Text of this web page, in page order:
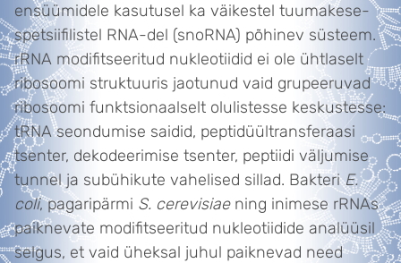
ensüümidele kasutusel ka väikestel tuumakese-
spetsiifilistel RNA-del (snoRNA) põhinev süsteem.
rRNA modifitseeritud nukleotiidid ei ole ühtlaselt
ribosoomi struktuuris jaotunud vaid grupeeruvad
ribosoomi funktsionaalselt olulistesse keskustesse:
tRNA seondumise saidid, peptidüültransferaasi
tsenter, dekodeerimise tsenter, peptiidi väljumise
tunnel ja subühikute vahelised sillad. BakteriE.
coli, pagaripärmi S. cerevisiaening inimese rRNAs
paiknevate modifitseeritud nukleotiidide analüüsil
selgus, et vaid üheksal juhul paiknevad need